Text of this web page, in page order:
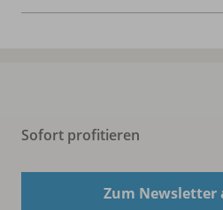
Sofort profitieren
Zum Newsletter